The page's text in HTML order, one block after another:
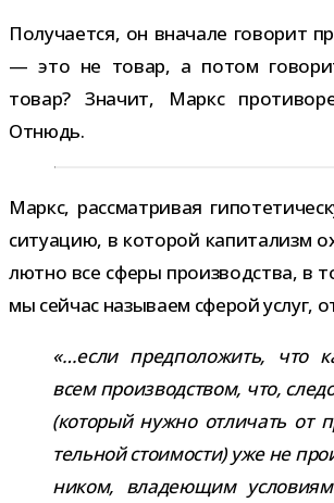
Получается, он вна­чале гово­рит
— это не товар, а потом
товар? Значит, Маркс
Отнюдь.
Маркс, рас­смат­ри­вая
ситу­а­цию, в кото­рой капи­та­лизм
лютно все сферы про­из­вод­ства, в
мы сей­час назы­ваем сфе­рой услуг,
«…если пред­по­ло­жить, что
всем про­из­вод­ством, что,
(кото­рый нужно отли­чать от
тель­ной сто­и­мо­сти) уже не
ни­ком, вла­де­ю­щим